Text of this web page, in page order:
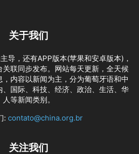
关于我们
导，还有APP版本(苹果和安卓版本)，
关联同步发布。网站每天更新，全天候
内容以新闻为主，分为葡萄牙语和中
国际、科技、经济、政治、生活、华
人等新闻类别。
: contato@china.org.br
关注我们